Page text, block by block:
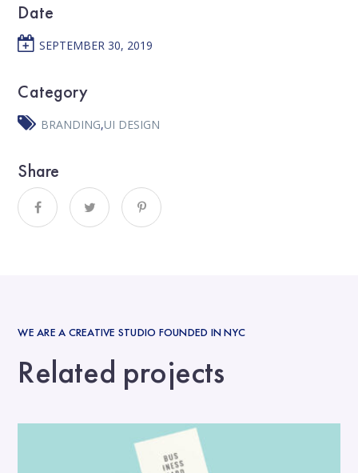
Date
SEPTEMBER 30, 2019
Category
BRANDING,UI DESIGN
Share
WE ARE A CREATIVE STUDIO FOUNDED IN NYC
Related projects